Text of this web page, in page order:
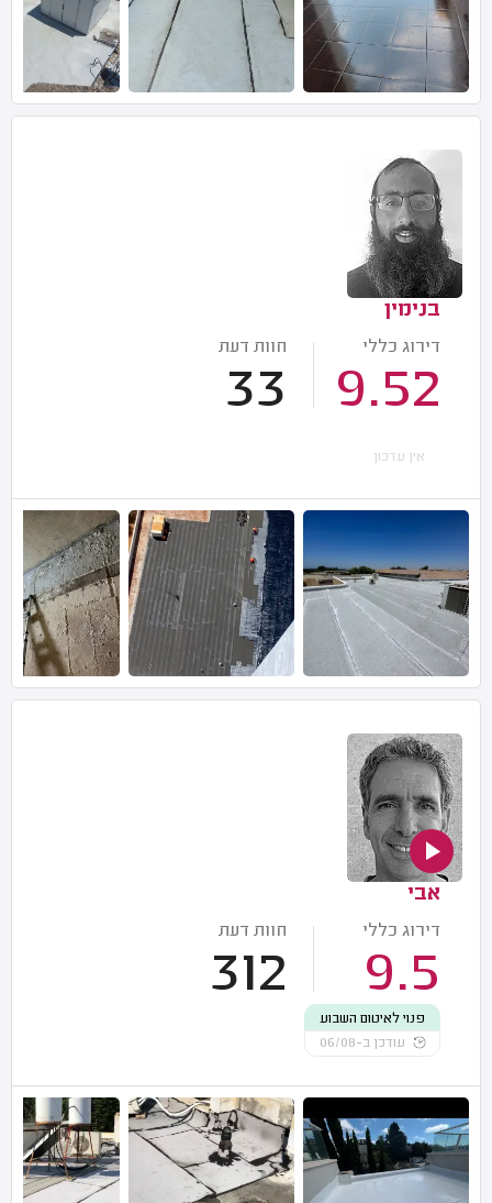
בנימין
דירוג כללי
9.52
חוות דעת
33
אין עדכון
אבי
דירוג כללי
9.5
חוות דעת
312
פנוי לאיטום השבוע
עודכן ב-06/08